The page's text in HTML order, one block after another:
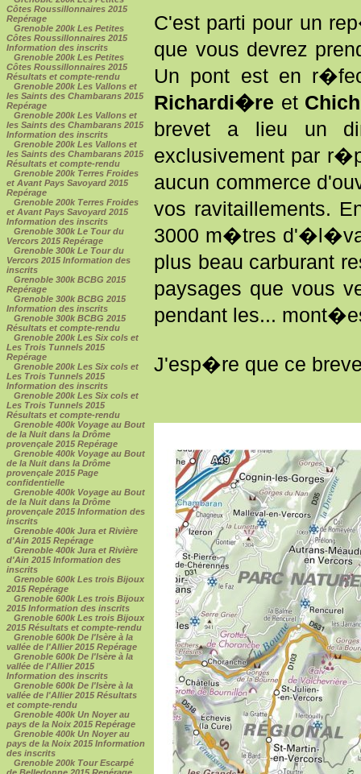
Côtes Roussillonnaires 2015
Repérage
Grenoble 200k Les Petites
Côtes Roussillonnaires 2015
Information des inscrits
Grenoble 200k Les Petites
Côtes Roussillonnaires 2015
Résultats et compte-rendu
Grenoble 200k Les Vallons et
les Saints des Chambarans 2015
Repérage
Grenoble 200k Les Vallons et
les Saints des Chambarans 2015
Information des inscrits
Grenoble 200k Les Vallons et
les Saints des Chambarans 2015
Résultats et compte-rendu
Grenoble 200k Terres Froides
et Avant Pays Savoyard 2015
Repérage
Grenoble 200k Terres Froides
et Avant Pays Savoyard 2015
Information des inscrits
Grenoble 300k Le Tour du
Vercors 2015 Repérage
Grenoble 300k Le Tour du
Vercors 2015 Information des
inscrits
Grenoble 300k BCBG 2015
Repérage
Grenoble 300k BCBG 2015
Information des inscrits
Grenoble 300k BCBG 2015
Résultats et compte-rendu
Grenoble 200k Les Six cols et
Les Trois Tunnels 2015
Repérage
Grenoble 200k Les Six cols et
Les Trois Tunnels 2015
Information des inscrits
Grenoble 200k Les Six cols et
Les Trois Tunnels 2015
Résultats et compte-rendu
Grenoble 400k Voyage au Bout
de la Nuit dans la Drôme
provençale 2015 Repérage
Grenoble 400k Voyage au Bout
de la Nuit dans la Drôme
provençale 2015 Page
confidentielle
Grenoble 400k Voyage au Bout
de la Nuit dans la Drôme
provençale 2015 Information des
inscrits
Grenoble 400k Jura et Rivière
d'Ain 2015 Repérage
Grenoble 400k Jura et Rivière
d'Ain 2015 Information des
inscrits
Grenoble 600k Les trois Bijoux
2015 Repérage
Grenoble 600k Les trois Bijoux
2015 Information des inscrits
Grenoble 600k Les trois Bijoux
2015 Résultats et compte-rendu
Grenoble 600k De l'Isère à la
vallée de l'Allier 2015 Repérage
Grenoble 600k De l'Isère à la
vallée de l'Allier 2015
Information des inscrits
Grenoble 600k De l'Isère à la
vallée de l'Allier 2015 Résultats
et compte-rendu
Grenoble 400k Un Noyer au
pays de la Noix 2015 Repérage
Grenoble 400k Un Noyer au
pays de la Noix 2015 Information
des inscrits
Grenoble 200k Tour Escarpé
C'est parti pour un
que vous devrez
Un pont est en
Richardi�re et
brevet a lieu un
exclusivement par
aucun commerce
vos ravitaillements.
3000 m�tres
plus beau carburant
paysages que vous
pendant les...
J'esp�re que ce